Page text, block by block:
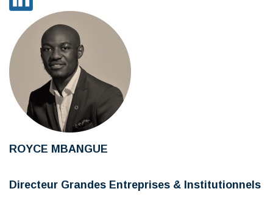
ROYCE MBANGUE
Directeur Grandes Entreprises & Institutionnels